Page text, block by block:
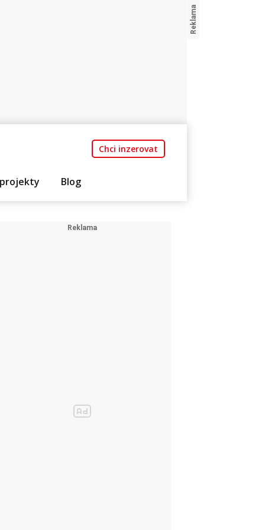
Chci inzerovat
Blog